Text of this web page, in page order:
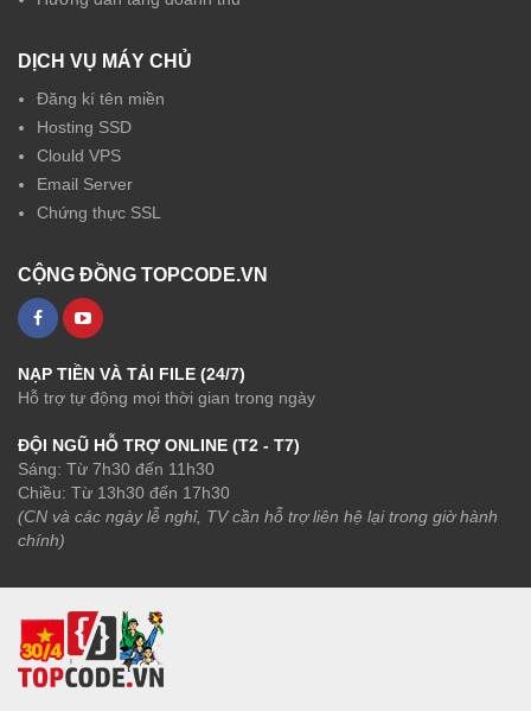
DỊCH VỤ MÁY CHỦ
Đăng kí tên miền
Hosting SSD
Clould VPS
Email Server
Chứng thực SSL
CỘNG ĐỒNG TOPCODE.VN
NẠP TIỀN VÀ TẢI FILE (24/7)
Hỗ trợ tự động mọi thời gian trong ngày
ĐỘI NGŨ HỖ TRỢ ONLINE (T2 - T7)
Sáng: Từ 7h30 đến 11h30
Chiều: Từ 13h30 đến 17h30
(CN và các ngày lễ nghỉ, TV cần hỗ trợ liên hệ lại trong giờ hành
chính)